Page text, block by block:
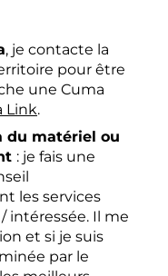
, je contacte la
pour être
une Cuma
Link.
du matériel ou
: je fais une
les services
intéressée. Il me
et si je suis
par le